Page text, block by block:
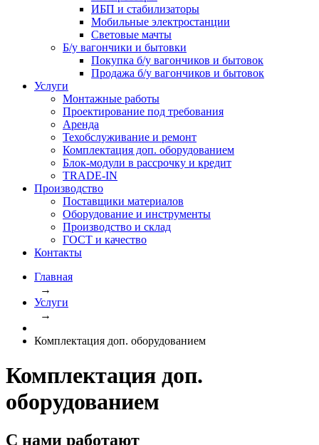
ИБП и стабилизаторы
Мобильные электростанции
Световые мачты
Б/у вагончики и бытовки
Покупка б/у вагончиков и бытовок
Продажа б/у вагончиков и бытовок
Услуги
Монтажные работы
Проектирование под требования
Аренда
Техобслуживание и ремонт
Комплектация доп. оборудованием
Блок-модули в рассрочку и кредит
TRADE-IN
Производство
Поставщики материалов
Оборудование и инструменты
Производство и склад
ГОСТ и качество
Контакты
Главная
→
Услуги
→
Комплектация доп. оборудованием
Комплектация доп.
оборудованием
С нами работают